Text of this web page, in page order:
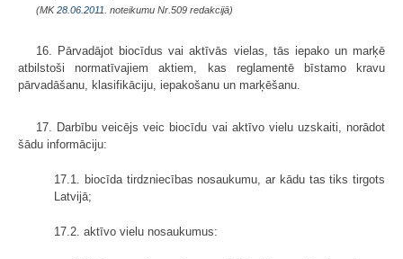
(MK28.06.2011. noteikumu Nr.509 redakcijā)
16. Pārvadājot biocīdus vai aktīvās vielas, tās iepako un marķē
atbilstoši normatīvajiem aktiem, kas reglamentē bīstamo kravu
pārvadāšanu, klasifikāciju, iepakošanu un marķēšanu.
17. Darbību veicējs veic biocīdu vai aktīvo vielu uzskaiti, norādot
šādu informāciju:
17.1. biocīda tirdzniecības nosaukumu, ar kādu tas tiks tirgots
Latvijā;
17.2. aktīvo vielu nosaukumus: